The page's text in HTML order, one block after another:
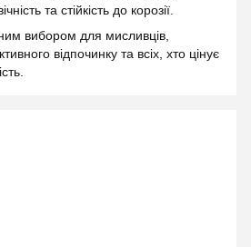
та стійкість до корозії.
вибором для мисливців,
відпочинку та всіх, хто цінує